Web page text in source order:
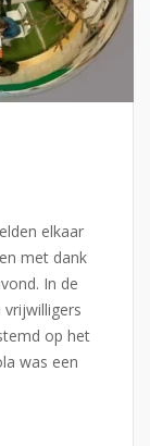
elkaar
met dank
In de
op het
was een